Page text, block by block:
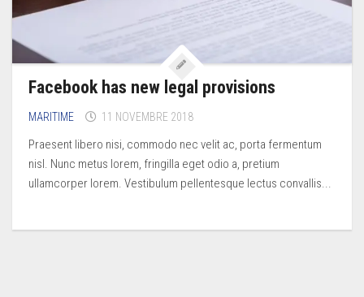
Facebook has new legal provisions
MARITIME 11 NOVEMBRE 2018
Praesent libero nisi, commodo nec velit ac, porta fermentum
nisl. Nunc metus lorem, fringilla eget odio a, pretium
ullamcorper lorem. Vestibulum pellentesque lectus convallis...